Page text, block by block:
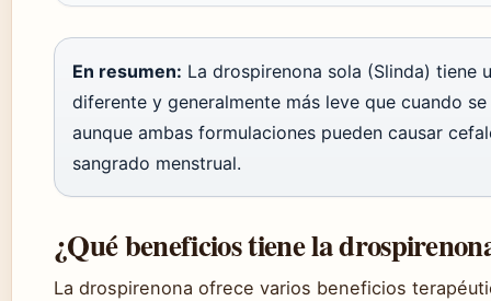
En resumen: La drospirenona sola (Slinda) tiene
diferente y generalmente más leve que cuando
aunque ambas formulaciones pueden causar
sangrado menstrual.
¿Qué beneficios tiene la
La drospirenona ofrece varios beneficios